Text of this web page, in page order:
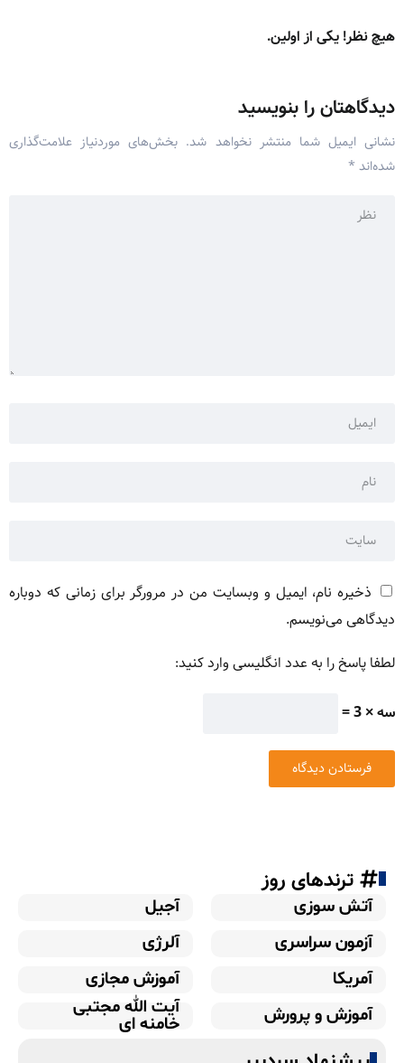
هیچ نظر! یکی از اولین.
دیدگاهتان را بنویسید
نشانی ایمیل شما منتشر نخواهد شد. بخش‌های موردنیاز علامت‌گذاری
شده‌اند *
ذخیره نام، ایمیل و وبسایت من در مرورگر برای زمانی که دوباره
دیدگاهی می‌نویسم.
لطفا پاسخ را به عدد انگلیسی وارد کنید:
سه × 3 =
ترندهای روز
آتش سوزی
آجیل
آزمون سراسری
آلرژی
آمریکا
آموزش مجازی
آموزش و پرورش
آیت الله مجتبی
خامنه ای